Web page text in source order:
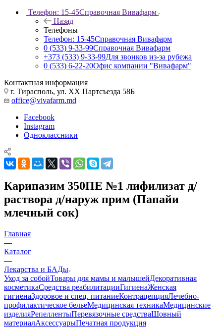
Телефон: 15-45Справочная Вивафарм
Назад
Телефоны
Телефон: 15-45Справочная Вивафарм
0 (533) 9-33-99Справочная Вивафарм
+373 (533) 9-33-99Для звонков из-за рубежа
0 (533) 6-22-20Офис компании "Вивафарм"
Контактная информация
г. Тирасполь, ул. ХХ Партсъезда 58Б
office@vivafarm.md
Facebook
Instagram
Одноклассники
Карипазим 350ПЕ №1 лифилизат д/
раствора д/наруж прим (Папайи
млечный сок)
Главная
—
Каталог
—
Лекарства и БАДы
Уход за собойТовары для мамы и малышейДекоративная
косметикаСредства реабилитацииГигиенаЖенская
гигиенаЗдоровое и спец. питаниеКонтрацепцияЛечебно-
профилактическое бельеМедицинская техникаМедицинские
изделияРепеллентыПеревязочные средстваШовный
материалАксессуарыПечатная продукция